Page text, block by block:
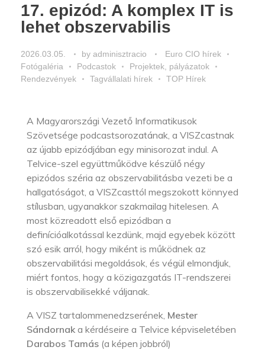
17. epizód: A komplex IT is
lehet obszervabilis
2026.03.05. by adminisztracio
Euro CIO hírek
Fotógaléria
Podcastok
Projektek, pályázatok
Rendezvények
Tagvállalati hírek TOP Hírek
A Magyarországi Vezető Informatikusok
Szövetsége podcastsorozatának, a VISZcastnak
az újabb epizódjában egy minisorozat indul. A
Telvice-szel együttműködve készülő négy
epizódos széria az obszervabilitásba vezeti be a
hallgatóságot, a VISZcasttól megszokott könnyed
stílusban, ugyanakkor szakmailag hitelesen. A
most közreadott első epizódban a
definícióalkotással kezdünk, majd egyebek között
szó esik arról, hogy miként is működnek az
obszervabilitási megoldások, és végül elmondjuk,
miért fontos, hogy a közigazgatás IT-rendszerei
is obszervabilisekké váljanak.
A VISZ tartalommenedzserének, Mester
Sándornak a kérdéseire a Telvice képviseletében
Darabos Tamás (a képen jobbról)